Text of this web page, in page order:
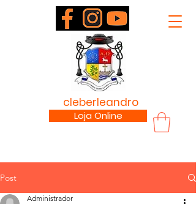
cleberleandro
Loja Online
Post
Administrador